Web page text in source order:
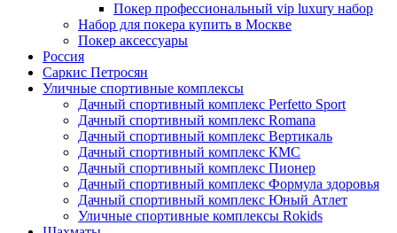
Покер профессиональный vip luxury набор
Набор для покера купить в Москве
Покер аксессуары
Россия
Саркис Петросян
Уличные спортивные комплексы
Дачный спортивный комплекс Perfetto Sport
Дачный спортивный комплекс Romana
Дачный спортивный комплекс Вертикаль
Дачный спортивный комплекс КМС
Дачный спортивный комплекс Пионер
Дачный спортивный комплекс Формула здоровья
Дачный спортивный комплекс Юный Атлет
Уличные спортивные комплексы Rokids